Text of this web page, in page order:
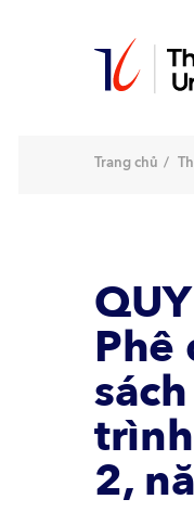
Trang chủ
Phê
2,